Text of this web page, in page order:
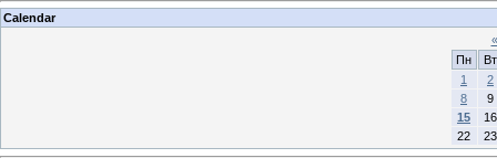
Calendar
«
Пн
Вт
1
2
8
9
15
16
22
23